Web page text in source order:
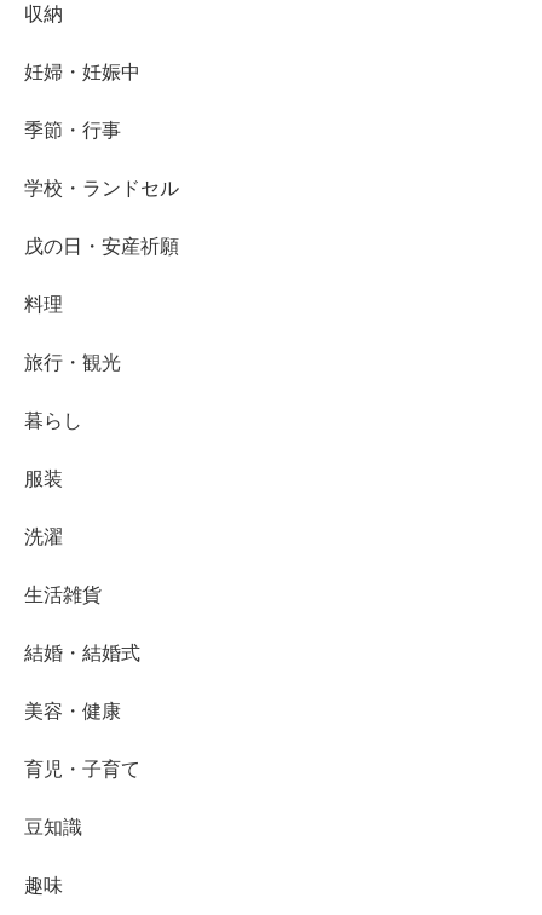
収納
妊婦・妊娠中
季節・行事
学校・ランドセル
戌の日・安産祈願
料理
旅行・観光
暮らし
服装
洗濯
生活雑貨
結婚・結婚式
美容・健康
育児・子育て
豆知識
趣味